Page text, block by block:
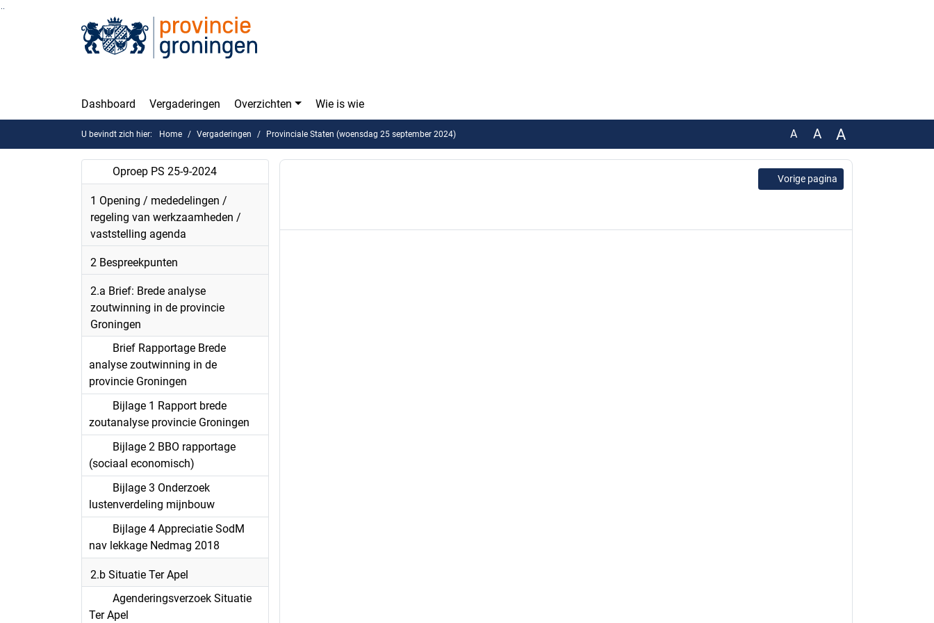
Ga naar de inhoud van deze pagina
Dashboard Vergaderingen Overzichten Wie is wie
U bevindt zich hier: Home Vergaderingen Provinciale Staten (woensdag 25 september 2024) A A A
Oproep PS 25-9-2024
1 Opening / mededelingen /
regeling van werkzaamheden /
vaststelling agenda
2 Bespreekpunten
2.a Brief: Brede analyse
zoutwinning in de provincie
Groningen
Brief Rapportage Brede
analyse zoutwinning in de
provincie Groningen
Bijlage 1 Rapport brede
zoutanalyse provincie Groningen
Bijlage 2 BBO rapportage
(sociaal economisch)
Bijlage 3 Onderzoek
lustenverdeling mijnbouw
Bijlage 4 Appreciatie SodM
nav lekkage Nedmag 2018
2.b Situatie Ter Apel
Agenderingsverzoek Situatie
Ter Apel
Vorige pagina